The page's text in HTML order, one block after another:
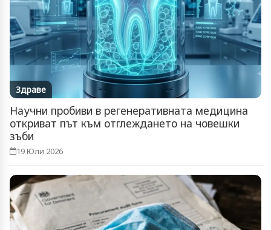
Здраве
Научни пробиви в регенеративната медицина
откриват път към отглеждането на човешки
зъби
19 Юли 2026